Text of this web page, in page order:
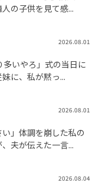
の子供を見て感...
2026.08.01
多いやろ」式の当日に
に、私が黙っ...
2026.08.01
い」体調を崩した私の
夫が伝えた一言...
2026.08.04